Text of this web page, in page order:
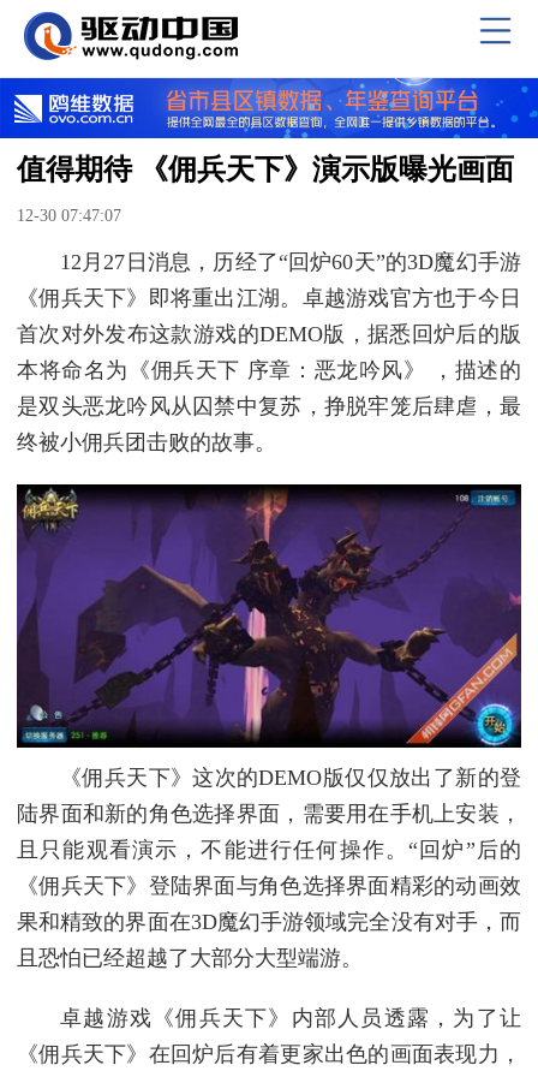
值得期待 《佣兵天下》演示版曝光画面
12-30 07:47:07
12月27日消息，历经了“回炉60天”的3D魔幻手游
《佣兵天下》即将重出江湖。卓越游戏官方也于今日
首次对外发布这款游戏的DEMO版，据悉回炉后的版
本将命名为《佣兵天下 序章：恶龙吟风》 ，描述的
是双头恶龙吟风从囚禁中复苏，挣脱牢笼后肆虐，最
终被小佣兵团击败的故事。
《佣兵天下》这次的DEMO版仅仅放出了新的登
陆界面和新的角色选择界面，需要用在手机上安装，
且只能观看演示，不能进行任何操作。“回炉”后的
《佣兵天下》登陆界面与角色选择界面精彩的动画效
果和精致的界面在3D魔幻手游领域完全没有对手，而
且恐怕已经超越了大部分大型端游。
卓越游戏《佣兵天下》内部人员透露，为了让
《佣兵天下》在回炉后有着更家出色的画面表现力，